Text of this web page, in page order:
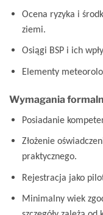
Ocena ryzyka i
ziemi.
Osiągi BSP i ich
Elementy
Wymagania
Posiadanie
Złożenie
praktycznego.
Rejestracja jako
Minimalny wiek